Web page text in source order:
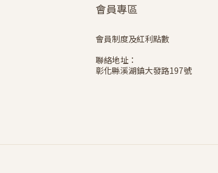
會員專區
會員制度及紅利點數
聯絡地址：
彰化縣溪湖鎮大發路197號